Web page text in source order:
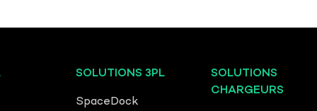
SOLUTIONS 3PL
SpaceDock
SOLUTIONS
CHARGEURS